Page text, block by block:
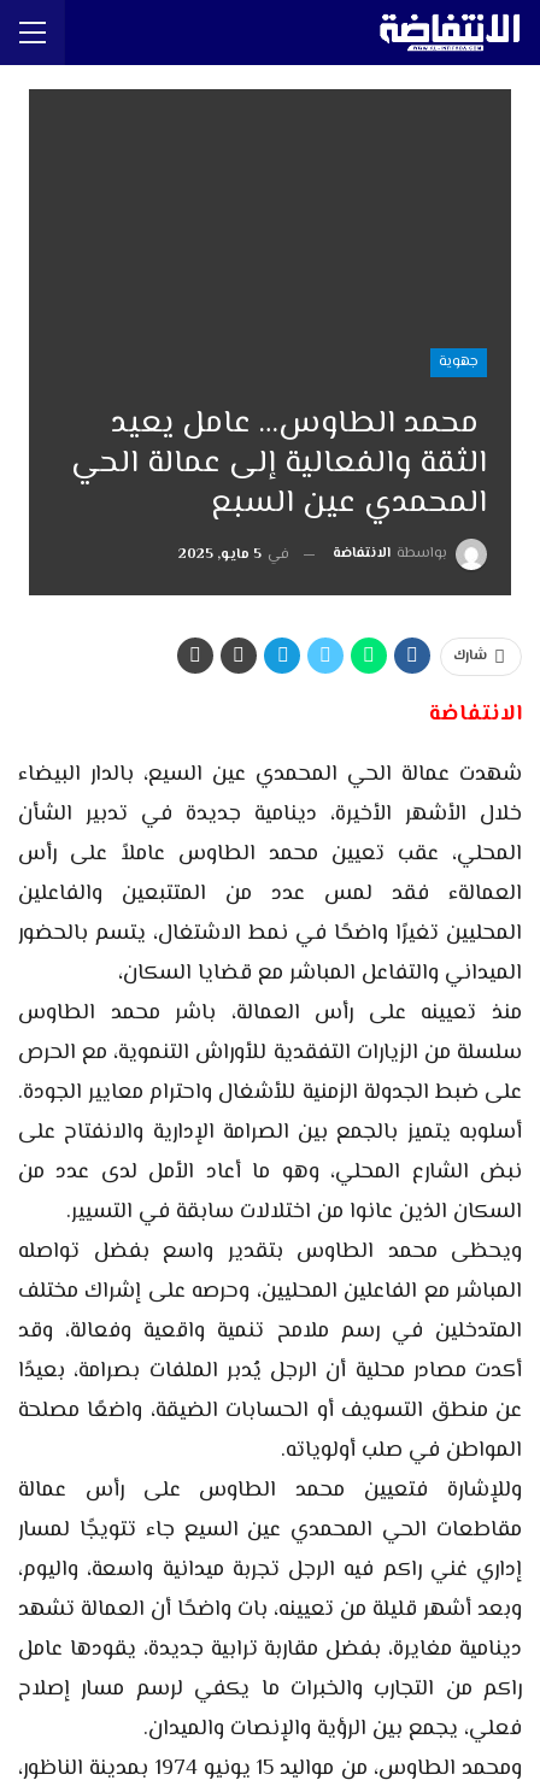
جهوية
محمد الطاوس… عامل يعيد
الثقة والفعالية إلى عمالة الحي
المحمدي عين السبع
بواسطة الانتفاضة في 5 مايو, 2025
شارك
الانتفاضة
شهدت عمالة الحي المحمدي عين السيع، بالدار البيضاء
خلال الأشهر الأخيرة، دينامية جديدة في تدبير الشأن
المحلي، عقب تعيين محمد الطاوس عاملاً على رأس
العمالةء فقد لمس عدد من المتتبعين والفاعلين
المحليين تغيرًا واضحًا في نمط الاشتغال، يتسم بالحضور
الميداني والتفاعل المباشر مع قضايا السكان،
منذ تعيينه على رأس العمالة، باشر محمد الطاوس
سلسلة من الزيارات التفقدية للأوراش التنموية، مع الحرص
على ضبط الجدولة الزمنية للأشغال واحترام معايير الجودة.
أسلوبه يتميز بالجمع بين الصرامة الإدارية والانفتاح على
نبض الشارع المحلي، وهو ما أعاد الأمل لدى عدد من
السكان الذين عانوا من اختلالات سابقة في التسيير.
ويحظى محمد الطاوس بتقدير واسع بفضل تواصله
المباشر مع الفاعلين المحليين، وحرصه على إشراك مختلف
المتدخلين في رسم ملامح تنمية واقعية وفعالة، وقد
أكدت مصادر محلية أن الرجل يُدبر الملفات بصرامة، بعيدًا
عن منطق التسويف أو الحسابات الضيقة، واضعًا مصلحة
المواطن في صلب أولوياته.
وللإشارة فتعيين محمد الطاوس على رأس عمالة
مقاطعات الحي المحمدي عين السيع جاء تتويجًا لمسار
إداري غني راكم فيه الرجل تجربة ميدانية واسعة، واليوم،
وبعد أشهر قليلة من تعيينه، بات واضحًا أن العمالة تشهد
دينامية مغايرة، بفضل مقاربة ترابية جديدة، يقودها عامل
راكم من التجارب والخبرات ما يكفي لرسم مسار إصلاح
فعلي، يجمع بين الرؤية والإنصات والميدان.
ومحمد الطاوس، من مواليد 15 يونيو 1974 بمدينة الناظور،